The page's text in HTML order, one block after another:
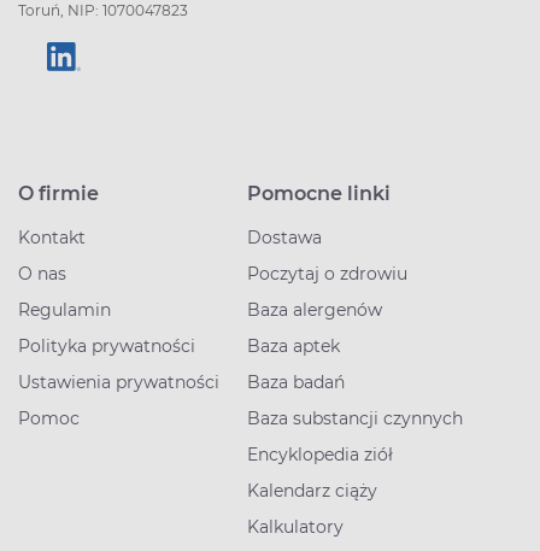
Toruń, NIP: 1070047823
O firmie
Kontakt
O nas
Regulamin
Polityka prywatności
Ustawienia prywatności
Pomoc
Pomocne linki
Dostawa
Poczytaj o zdrowiu
Baza alergenów
Baza aptek
Baza badań
Baza substancji czynnych
Encyklopedia ziół
Kalendarz ciąży
Kalkulatory